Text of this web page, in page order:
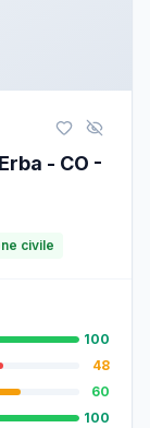
- CO -
civile
100
48
60
100